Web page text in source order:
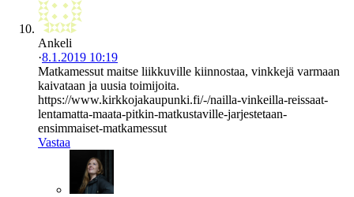
Ankeli
·8.1.2019 10:19
Matkamessut maitse liikkuville kiinnostaa, vinkkejä varmaan
kaivataan ja uusia toimijoita.
https://www.kirkkojakaupunki.fi/-/nailla-vinkeilla-reissaat-
lentamatta-maata-pitkin-matkustaville-jarjestetaan-
ensimmaiset-matkamessut
Vastaa